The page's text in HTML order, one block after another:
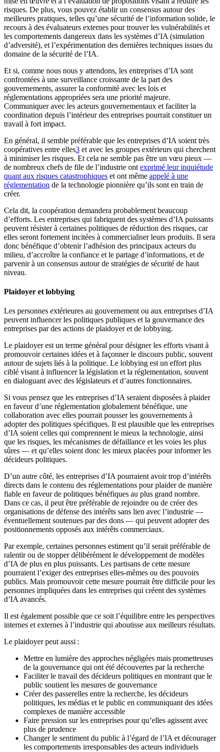
risques. De plus, vous pouvez établir un consensus autour des
meilleures pratiques, telles qu’une sécurité de l’information solide, le
recours à des évaluateurs externes pour trouver les vulnérabilités et
les comportements dangereux dans les systèmes d’IA (simulation
d’adversité), et l’expérimentation des dernières techniques issues du
domaine de la sécurité de l’IA.
Et si, comme nous nous y attendons, les entreprises d’IA sont
confrontées à une surveillance croissante de la part des
gouvernements, assurer la conformité avec les lois et
réglementations appropriées sera une priorité majeure.
Communiquer avec les acteurs gouvernementaux et faciliter la
coordination depuis l’intérieur des entreprises pourrait constituer un
travail à fort impact.
En général, il semble préférable que les entreprises d’IA soient très
coopératives entre elles⁠3 et avec les groupes extérieurs qui cherchent
à minimiser les risques. Et cela ne semble pas être un vœu pieux —
de nombreux chefs de file de l’industrie ont exprimé leur inquiétude
quant aux risques catastrophiques et ont même appelé à une
réglementation de la technologie pionnière qu’ils sont en train de
créer.
Cela dit, la coopération demandera probablement beaucoup
d’efforts. Les entreprises qui fabriquent des systèmes d’IA puissants
peuvent résister à certaines politiques de réduction des risques, car
elles seront fortement incitées à commercialiser leurs produits. Il sera
donc bénéfique d’obtenir l’adhésion des principaux acteurs du
milieu, d’accroître la confiance et le partage d’informations, et de
parvenir à un consensus autour de stratégies de sécurité de haut
niveau.
Plaidoyer et lobbying
Les personnes extérieures au gouvernement ou aux entreprises d’IA
peuvent influencer les politiques publiques et la gouvernance des
entreprises par des actions de plaidoyer et de lobbying.
Le plaidoyer est un terme général pour désigner les efforts visant à
promouvoir certaines idées et à façonner le discours public, souvent
autour de sujets liés à la politique. Le lobbying est un effort plus
ciblé visant à influencer la législation et la réglementation, souvent
en dialoguant avec des législateurs et d’autres fonctionnaires.
Si vous pensez que les entreprises d’IA seraient disposées à plaider
en faveur d’une réglementation globalement bénéfique, une
collaboration avec elles pourrait pousser les gouvernements à
adopter des politiques spécifiques. Il est plausible que les entreprises
d’IA soient celles qui comprennent le mieux la technologie, ainsi
que les risques, les mécanismes de défaillance et les voies les plus
sûres — et qu’elles soient donc les mieux placées pour informer les
décideurs politiques.
D’un autre côté, les entreprises d’IA pourraient avoir trop d’intérêts
directs dans le contenu des réglementations pour plaider de manière
fiable en faveur de politiques bénéfiques au plus grand nombre.
Dans ce cas, il peut être préférable de rejoindre ou de créer des
organisations de défense des intérêts sans lien avec l’industrie —
éventuellement soutenues par des dons — qui peuvent adopter des
positionnements opposés aux intérêts commerciaux.
Par exemple, certaines personnes estiment qu’il serait préférable de
ralentir ou de stopper délibérément le développement de modèles
d’IA de plus en plus puissants. Les partisans de cette mesure
pourraient l’exiger des entreprises elles-mêmes ou des pouvoirs
publics. Mais promouvoir cette mesure pourrait être difficile pour les
personnes impliquées dans les entreprises qui créent des systèmes
d’IA avancés.
Il est également possible que ce soit l’équilibre entre les perspectives
internes et externes à l’industrie qui aboutisse aux meilleurs résultats.
Le plaidoyer peut aussi :
Mettre en lumière des approches négligées mais prometteuses
de la gouvernance qui ont été découvertes par la recherche
Faciliter le travail des décideurs politiques en montrant que le
public soutient les mesures de gouvernance
Créer des passerelles entre la recherche, les décideurs
politiques, les médias et le public en communiquant des idées
complexes de manière accessible
Faire pression sur les entreprises pour qu’elles agissent avec
plus de prudence
Changer le sentiment du public à l’égard de l’IA et décourager
les comportements irresponsables des acteurs individuels